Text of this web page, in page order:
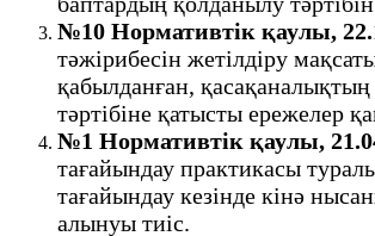
№10 Нормативтік қаулы,
тәжірибесін жетілдіру
қабылданған, қасақаналықтың
тәртібіне қатысты ережелер
№1 Нормативтік қаулы,
тағайындау практикасы
тағайындау кезінде кінә
алынуы тиіс.